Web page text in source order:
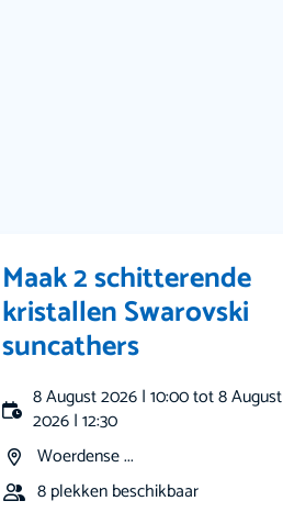
Maak 2 schitterende
kristallen Swarovski
suncathers
8 August 2026 | 10:00 tot 8 August
2026 | 12:30
Woerdense ...
8 plekken beschikbaar